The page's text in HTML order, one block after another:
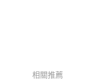
相關推薦